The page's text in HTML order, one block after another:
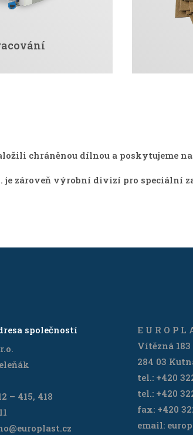
chráněnou dílnou a poskytujeme
je zároveň výrobní divizí pro speciální
společností
– 415, 418
E U R O P L
Vítězná 183
284 03
tel.: +420
tel.: +420
fax: +420
email: